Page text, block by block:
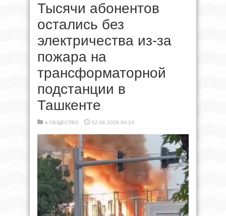
Тысячи абонентов
остались без
электричества из-за
пожара на
трансформаторной
подстанции в
Ташкенте
в ОБЩЕСТВО 02.06.2026 04:10